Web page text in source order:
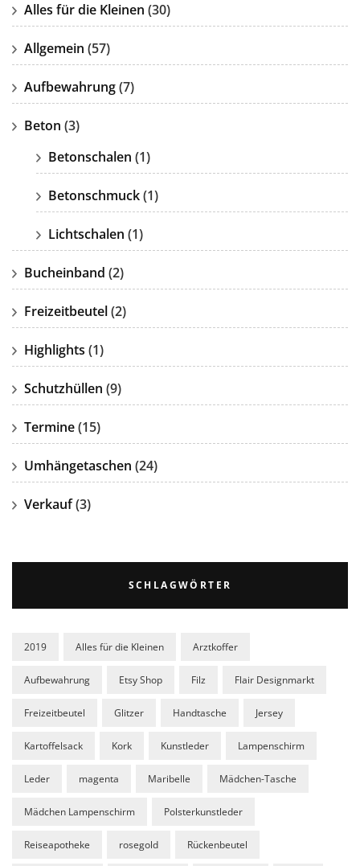
Alles für die Kleinen (30)
Allgemein (57)
Aufbewahrung(7)
Beton (3)
Betonschalen (1)
Betonschmuck(1)
Lichtschalen (1)
Bucheinband (2)
Freizeitbeutel(2)
Highlights (1)
Schutzhüllen (9)
Termine(15)
Umhängetaschen (24)
Verkauf(3)
SCHLAGWÖRTER
2019 Alles für die Kleinen Arztkoffer
Aufbewahrung Etsy Shop Filz Flair Designmarkt
Freizeitbeutel Glitzer Handtasche Jersey
Kartoffelsack Kork Kunstleder Lampenschirm
Leder magenta Maribelle Mädchen-Tasche
Mädchen Lampenschirm Polsterkunstleder
Reiseapotheke rosegold Rückenbeutel